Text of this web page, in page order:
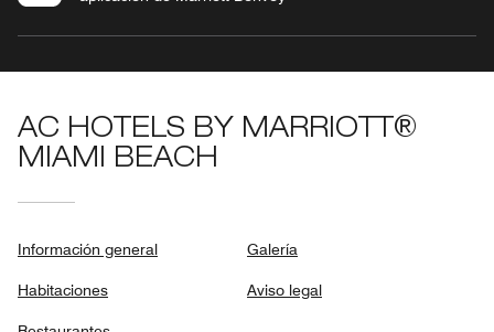
AC HOTELS BY MARRIOTT®
MIAMI BEACH
Información general
Habitaciones
Galería
Aviso legal